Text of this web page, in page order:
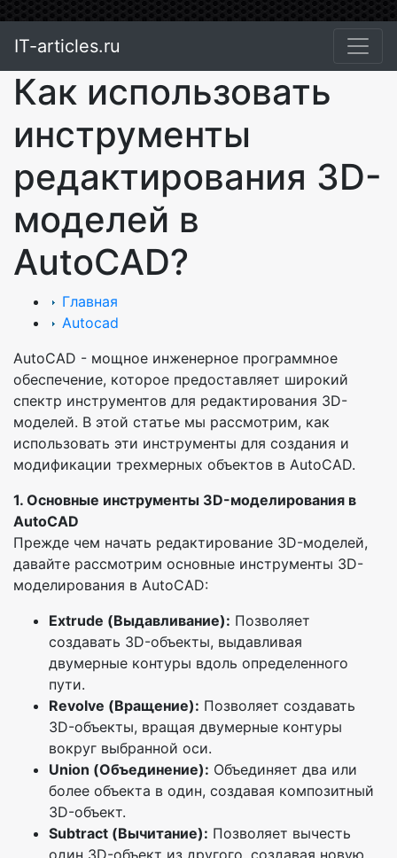
IT-articles.ru
Как использовать
инструменты
редактирования 3D-
моделей в
AutoCAD?
Главная
Autocad
AutoCAD - мощное инженерное программное
обеспечение, которое предоставляет широкий
спектр инструментов для редактирования 3D-
моделей. В этой статье мы рассмотрим, как
использовать эти инструменты для создания и
модификации трехмерных объектов в AutoCAD.
1. Основные инструменты 3D-моделирования в
AutoCAD
Прежде чем начать редактирование 3D-моделей,
давайте рассмотрим основные инструменты 3D-
моделирования в AutoCAD:
Extrude (Выдавливание): Позволяет
создавать 3D-объекты, выдавливая
двумерные контуры вдоль определенного
пути.
Revolve (Вращение): Позволяет создавать
3D-объекты, вращая двумерные контуры
вокруг выбранной оси.
Union (Объединение): Объединяет два или
более объекта в один, создавая композитный
3D-объект.
Subtract (Вычитание): Позволяет вычесть
один 3D-объект из другого, создавая новую